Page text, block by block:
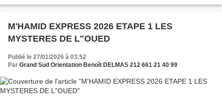
M'HAMID EXPRESS 2026 ETAPE 1 LES
MYSTERES DE L"OUED
Publié le 27/01/2026 à 03:52
Par Grand Sud Orientation Benoît DELMAS 212 661 21 40 99